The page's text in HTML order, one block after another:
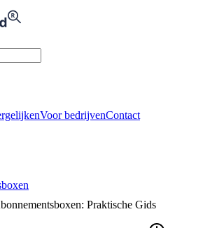
Voor bedrijvenContact
Praktische Gids